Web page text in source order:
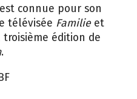
connue pour son
télévisée Familie et
édition de
.